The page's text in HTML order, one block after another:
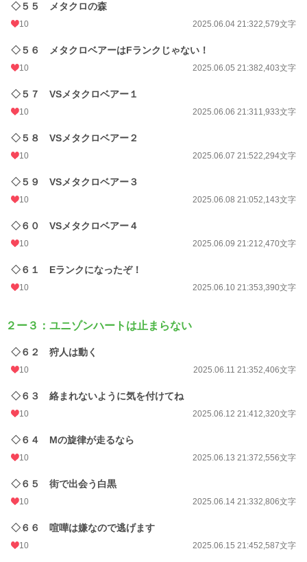
◇５５ メタクロの森
10 2025.06.04 21:322,579文字
◇５６ メタクロベアーはFランクじゃない！
10 2025.06.05 21:382,403文字
◇５７ VSメタクロベアー１
10 2025.06.06 21:311,933文字
◇５８ VSメタクロベアー２
10 2025.06.07 21:522,294文字
◇５９ VSメタクロベアー３
10 2025.06.08 21:052,143文字
◇６０ VSメタクロベアー４
10 2025.06.09 21:212,470文字
◇６１ Eランクになったぞ！
10 2025.06.10 21:353,390文字
２ー３：ユニゾンハートは止まらない
◇６２ 狩人は動く
10 2025.06.11 21:352,406文字
◇６３ 絡まれないように気を付けてね
10 2025.06.12 21:412,320文字
◇６４ Mの旋律が走るなら
10 2025.06.13 21:372,556文字
◇６５ 街で出会う白黒
10 2025.06.14 21:332,806文字
◇６６ 喧嘩は嫌なので逃げます
10 2025.06.15 21:452,587文字